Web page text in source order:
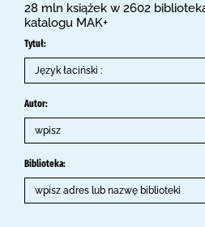
28 mln książek w 2602
katalogu MAK+
Tytuł:
Autor:
Biblioteka: